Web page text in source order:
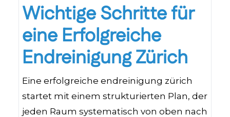
Wichtige Schritte für
eine Erfolgreiche
Endreinigung Zürich
Eine erfolgreiche endreinigung zürich
startet mit einem strukturierten Plan, der
jeden Raum systematisch von oben nach